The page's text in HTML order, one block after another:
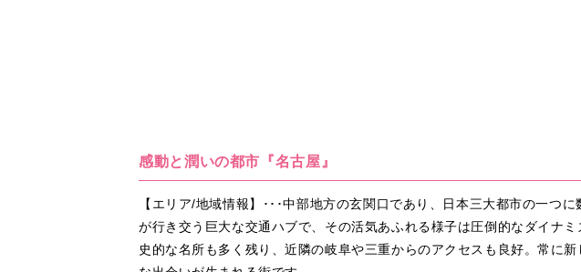
感動と潤いの都市『名古屋』
【エリア/地域情報】･･･中部地方の玄関口であり、日本三大都市の一つ
が行き交う巨大な交通ハブで、その活気あふれる様子は圧倒的なダイナ
史的な名所も多く残り、近隣の岐阜や三重からのアクセスも良好。常に